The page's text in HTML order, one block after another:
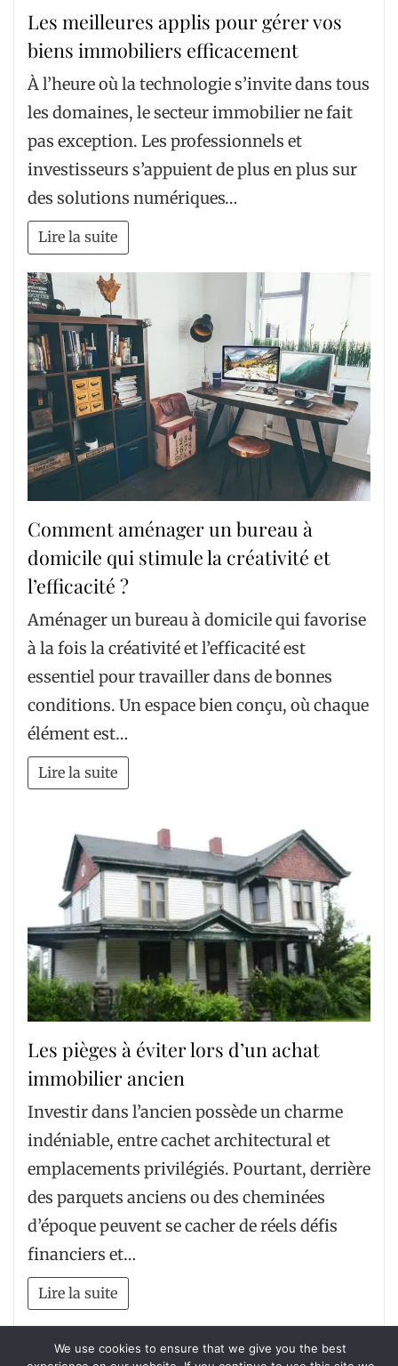
Les meilleures applis pour gérer vos
biens immobiliers efficacement
À l’heure où la technologie s’invite dans tous
les domaines, le secteur immobilier ne fait
pas exception. Les professionnels et
investisseurs s’appuient de plus en plus sur
des solutions numériques…
Lire la suite
Comment aménager un bureau à
domicile qui stimule la créativité et
l’efficacité ?
Aménager un bureau à domicile qui favorise
à la fois la créativité et l’efficacité est
essentiel pour travailler dans de bonnes
conditions. Un espace bien conçu, où chaque
élément est…
Lire la suite
Les pièges à éviter lors d’un achat
immobilier ancien
Investir dans l’ancien possède un charme
indéniable, entre cachet architectural et
emplacements privilégiés. Pourtant, derrière
des parquets anciens ou des cheminées
d’époque peuvent se cacher de réels défis
financiers et…
Lire la suite
We use cookies to ensure that we give you the best